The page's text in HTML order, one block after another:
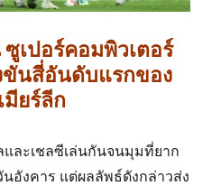
เปอร์คอมพิวเตอร์
นสี่อันดับแรกของ
มียร์ลีก
ละเชลซีเล่นกันจนมุมที่ยาก
อังคาร แต่ผลลัพธ์ดังกล่าวส่ง